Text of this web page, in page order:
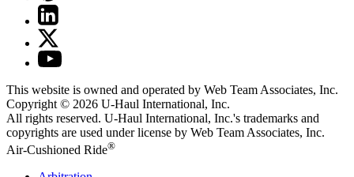
This website is owned and operated by Web Team Associates, Inc.
Copyright © 2026 U-Haul International, Inc.
All rights reserved. U-Haul International, Inc.'s trademarks and
copyrights are used under license by Web Team Associates, Inc.
Air-Cushioned Ride®